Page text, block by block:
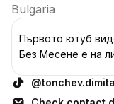
Bulgaria
Първото ютуб
Без Месене е на